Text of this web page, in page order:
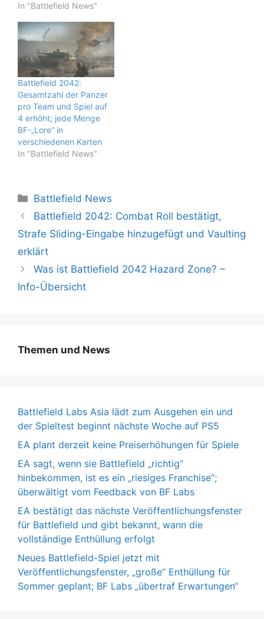
In "Battlefield News"
Battlefield 2042:
Gesamtzahl der Panzer
pro Team und Spiel auf
4 erhöht; jede Menge
BF-„Lore“ in
verschiedenen Karten
In "Battlefield News"
Kategorien
Battlefield News
Battlefield 2042: Combat Roll bestätigt,
Strafe Sliding-Eingabe hinzugefügt und Vaulting
erklärt
Was ist Battlefield 2042 Hazard Zone? –
Info-Übersicht
Themen und News
Battlefield Labs Asia lädt zum Ausgehen ein und
der Spieltest beginnt nächste Woche auf PS5
EA plant derzeit keine Preiserhöhungen für Spiele
EA sagt, wenn sie Battlefield „richtig“
hinbekommen, ist es ein „riesiges Franchise“;
überwältigt vom Feedback von BF Labs
EA bestätigt das nächste Veröffentlichungsfenster
für Battlefield und gibt bekannt, wann die
vollständige Enthüllung erfolgt
Neues Battlefield-Spiel jetzt mit
Veröffentlichungsfenster, „große“ Enthüllung für
Sommer geplant; BF Labs „übertraf Erwartungen“